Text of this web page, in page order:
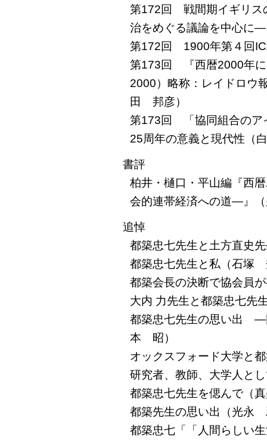
第172回 戦間期イギリス
治をめぐる議論を中心に
第172回 1900年第４回
第173回 『西暦2000年に
2000）略称：レイドロ
田 邦彦）
第173回 「協同組合のア
25周年の意義と現代性（
書評
柏井・樋口・平山編『西
会的連帯経済への道―』
追悼
都築忠七先生と土方直史
都築忠七先生と私（石塚
都築会長の決断で協会員
大内 力先生と都築忠七先
都築忠七先生の思い出 ―
本 昭）
オックスフォード大学と
研究者、教師、大学人と
都築忠七先生を偲んで（
都築先生の思い出（光
都築忠七「「人間らしい